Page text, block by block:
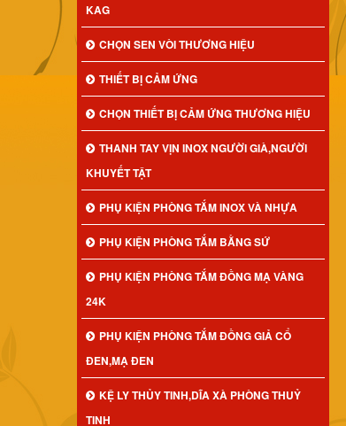
KAG
CHỌN SEN VÒI THƯƠNG HIỆU
THIẾT BỊ CẢM ỨNG
CHỌN THIẾT BỊ CẢM ỨNG THƯƠNG HIỆU
THANH TAY VỊN INOX NGƯỜI GIÀ,NGƯỜI
KHUYẾT TẬT
PHỤ KIỆN PHÒNG TẮM INOX VÀ NHỰA
PHỤ KIỆN PHÒNG TẮM BẰNG SỨ
PHỤ KIỆN PHÒNG TẮM ĐỒNG MẠ VÀNG
24K
PHỤ KIỆN PHÒNG TẮM ĐỒNG GIẢ CỔ
ĐEN,MẠ ĐEN
KỆ LY THỦY TINH,DĨA XÀ PHÒNG THUỶ
TINH